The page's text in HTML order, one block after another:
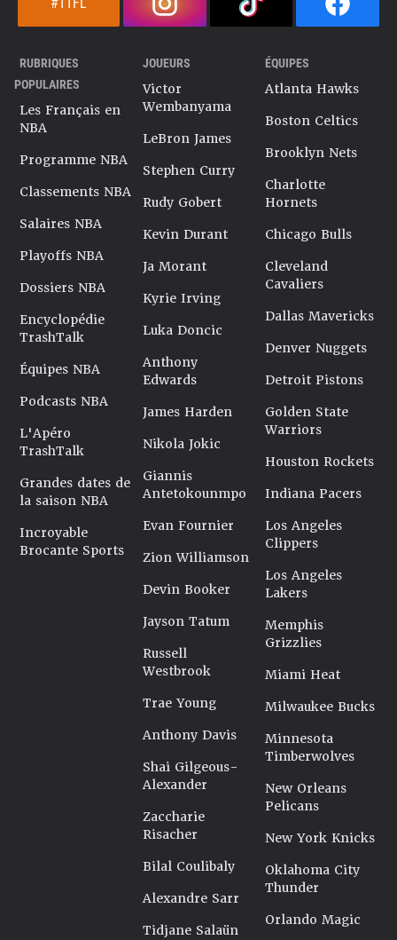
RUBRIQUES
POPULAIRES
Les Français en
NBA
Programme NBA
Classements NBA
Salaires NBA
Playoffs NBA
Dossiers NBA
Encyclopédie
TrashTalk
Équipes NBA
Podcasts NBA
L'Apéro
TrashTalk
Grandes dates de
la saison NBA
Incroyable
Brocante Sports
JOUEURS
Victor
Wembanyama
LeBron James
Stephen Curry
Rudy Gobert
Kevin Durant
Ja Morant
Kyrie Irving
Luka Doncic
Anthony
Edwards
James Harden
Nikola Jokic
Giannis
Antetokounmpo
Evan Fournier
Zion Williamson
Devin Booker
Jayson Tatum
Russell
Westbrook
Trae Young
Anthony Davis
Shai Gilgeous-
Alexander
Zaccharie
Risacher
Bilal Coulibaly
Alexandre Sarr
Tidjane Salaün
ÉQUIPES
Atlanta Hawks
Boston Celtics
Brooklyn Nets
Charlotte
Hornets
Chicago Bulls
Cleveland
Cavaliers
Dallas Mavericks
Denver Nuggets
Detroit Pistons
Golden State
Warriors
Houston Rockets
Indiana Pacers
Los Angeles
Clippers
Los Angeles
Lakers
Memphis
Grizzlies
Miami Heat
Milwaukee Bucks
Minnesota
Timberwolves
New Orleans
Pelicans
New York Knicks
Oklahoma City
Thunder
Orlando Magic